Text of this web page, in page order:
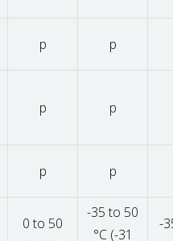
p p
p p
p p
0 to 50
-35 to 50
°C (-31
-